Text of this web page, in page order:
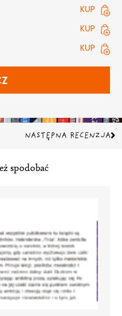
KUP
KUP
KUP
NASTĘPNA RECENZJA
spodobać